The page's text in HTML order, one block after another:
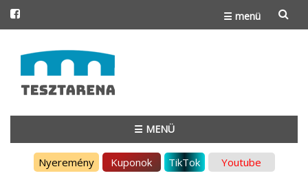
☰ menü
to
content
☰ MENÜ
Nyeremény Kuponok TikTok Youtube